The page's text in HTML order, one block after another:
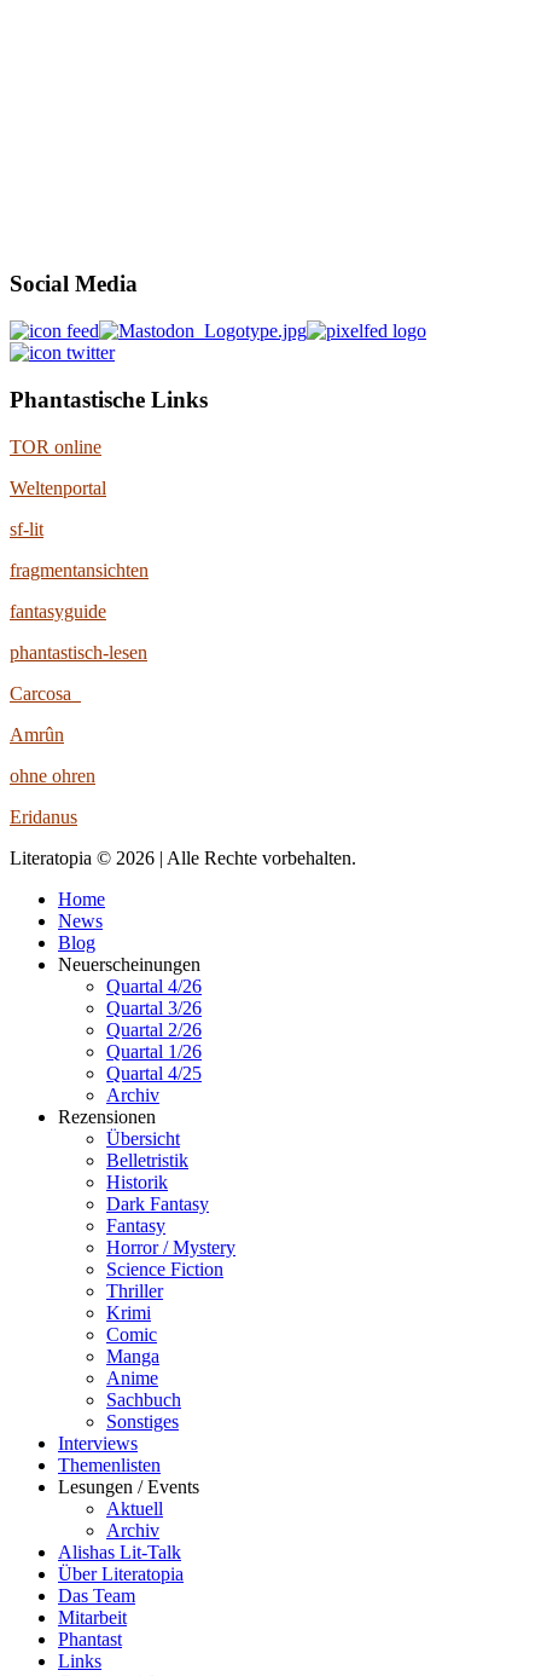
Social Media
Phantastische Links
TOR online
Weltenportal
sf-lit
fragmentansichten
fantasyguide
phantastisch-lesen
Carcosa
Amrûn
ohne ohren
Eridanus
Literatopia © 2026 | Alle Rechte vorbehalten.
Home
News
Blog
Neuerscheinungen
Quartal 4/26
Quartal 3/26
Quartal 2/26
Quartal 1/26
Quartal 4/25
Archiv
Rezensionen
Übersicht
Belletristik
Historik
Dark Fantasy
Fantasy
Horror / Mystery
Science Fiction
Thriller
Krimi
Comic
Manga
Anime
Sachbuch
Sonstiges
Interviews
Themenlisten
Lesungen / Events
Aktuell
Archiv
Alishas Lit-Talk
Über Literatopia
Das Team
Mitarbeit
Phantast
Links